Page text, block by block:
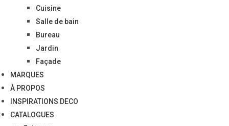
Cuisine
Salle de bain
Bureau
Jardin
Façade
MARQUES
À PROPOS
INSPIRATIONS DECO
CATALOGUES